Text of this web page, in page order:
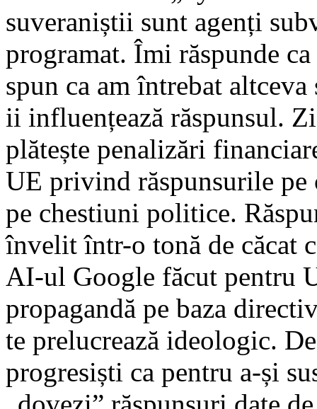
suveraniștii sunt agenți
programat. Îmi răspunde
spun ca am întrebat
ii influențează răspunsul.
plătește penalizări
UE privind răspunsurile pe
pe chestiuni politice.
învelit într-o tonă de căcat
AI-ul Google făcut pentru
propagandă pe baza
te prelucrează ideologic.
progresiști ca pentru a-și